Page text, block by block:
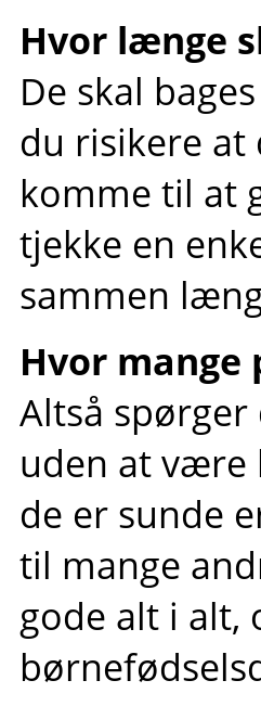
Hvor længe
De skal
du risikere
komme til at
tjekke en
sammen
Hvor mange
Altså
uden at være
de er sunde
til mange
gode alt i alt,